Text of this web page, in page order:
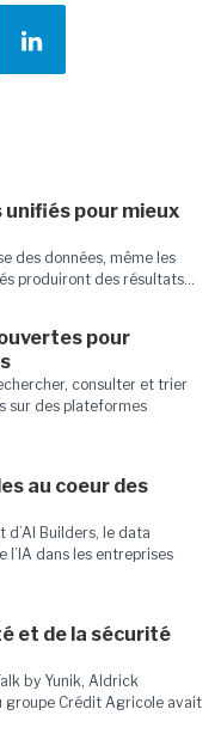
unifiés pour mieux
des données, même les
produiront des résultats...
pour
consulter et trier
sur des plateformes
au coeur des
d’AI Builders, le data
l’IA dans les entreprises
et de la sécurité
by Yunik, Aldrick
Crédit Agricole avait